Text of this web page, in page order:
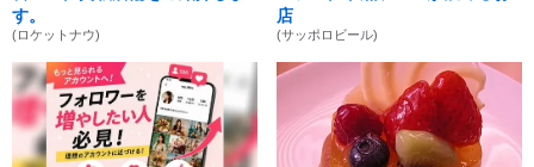
す。
(ロケットナウ)
店
(サッポロビール)